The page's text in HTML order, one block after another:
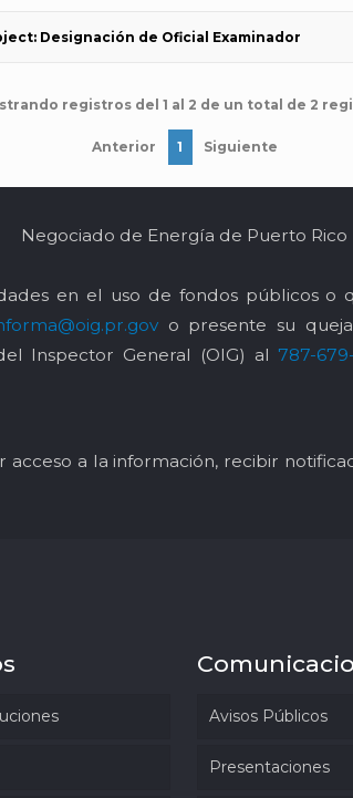
Designación de Oficial Examinador
registros del 1 al 2 de un total de 2
Anterior 1 Siguiente
Negociado de Energía de Puerto Rico
en el uso de fondos públicos
o presente su
Inspector General (OIG) al 787-
acceso a la información, recibir
Avisos Públicos
Presentaciones